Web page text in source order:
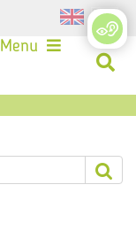
Menu